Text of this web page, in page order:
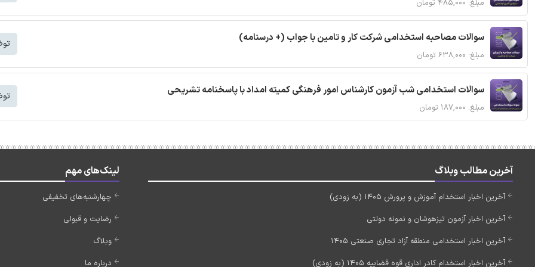
مبلغ: ۴۸۵,۰۰۰ تومان
سوالات مصاحبه استخدامی شرکت کار و تامین با جواب (+ درسنامه)
مبلغ: ۶۳۸,۰۰۰ تومان
سوالات استخدامی شب آزمون کارشناس امور فرهنگی کمیته امداد با پاسخنامه تشریحی
مبلغ: ۱۸۷,۰۰۰ تومان
آخرین مطالب وبلاگ
آخرین اخبار استخدام آموزش و پرورش 1405 (به زودی)
آخرین اخبار آزمون تیزهوشان و نمونه دولتی
آخرین اخبار استخدامی منطقه آزاد تجاری صنعتی 1405
آخرین اخبار استخدام کادر اداری قوه قضاییه 1405 (به زودی)
لینک‌های مهم
چهارشنبه‌های تخفیفی
رضایت و قبولی
وبلاگ
درباره ما